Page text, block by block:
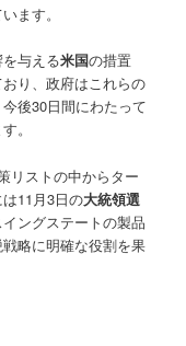
ます。
与える米国の措置
り、政府はこれらの
後30日間にわたって
。
リストの中からター
11月3日の大統領選
ングステートの製品
略に明確な役割を果